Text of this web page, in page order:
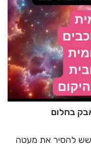
בחלום
להסיר את מעטה